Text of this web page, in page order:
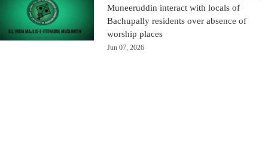
Muneeruddin interact with locals of
Bachupally residents over absence of
worship places
Jun 07, 2026